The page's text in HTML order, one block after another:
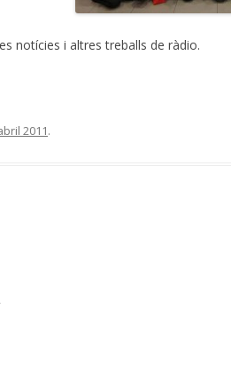
notícies i altres treballs de ràdio.
2011.